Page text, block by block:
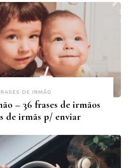
DE IRMÃO
– 36 frases de irmãos
de irmãs p/ enviar